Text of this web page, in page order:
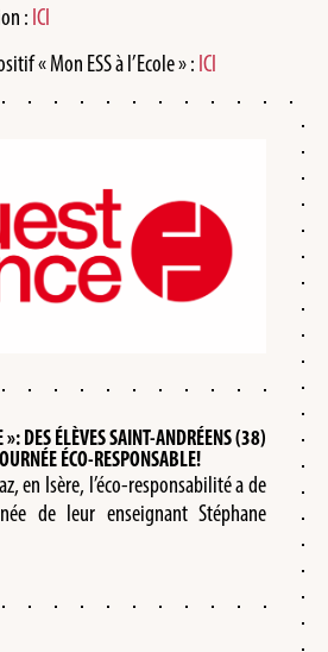
: ICI
« Mon ESS à l’Ecole » : ICI
»: DES ÉLÈVES SAINT-ANDRÉENS (38)
ÉCO-RESPONSABLE!
en Isère, l’éco-responsabilité a de
de leur enseignant Stéphane